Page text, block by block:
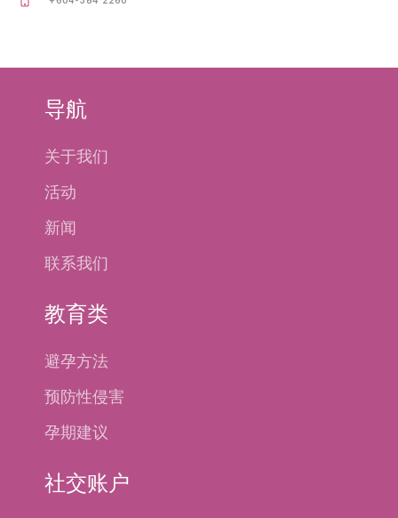
导航
关于我们
活动
新闻
联系我们
教育类
避孕方法
预防性侵害
孕期建议
社交账户